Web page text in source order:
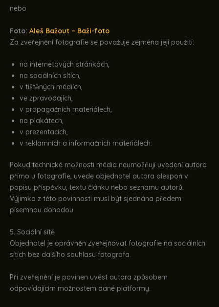
nebo
Foto: Aleš Bažout – Baži-foto
Za zveřejnění fotografie se považuje zejména její použití:
na internetových stránkách,
na sociálních sítích,
v tištěných médiích,
ve zpravodajích,
v propagačních materiálech,
na plakátech,
v prezentacích,
v reklamních a informačních materiálech.
Pokud technické možnosti média neumožňují uvedení autora
přímo u fotografie, uvede objednatel autora alespoň v
popisu příspěvku, textu článku nebo seznamu autorů.
Výjimka z této povinnosti musí být sjednána předem
písemnou dohodou.
5. Sociální sítě
Objednatel je oprávněn zveřejňovat fotografie na sociálních
sítích bez dalšího souhlasu fotografa.
Při zveřejnění je povinen uvést autora způsobem
odpovídajícím možnostem dané platformy.